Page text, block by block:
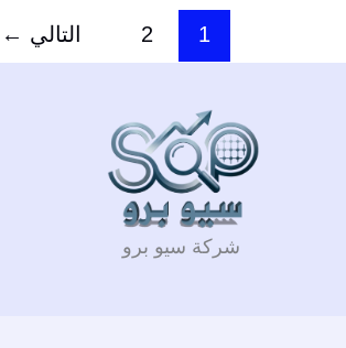
نتائج
البحث
للشركات
1
2 التالي ←
شركة سيو برو